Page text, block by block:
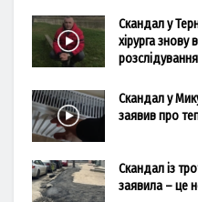
Скандал у
хірурга знову
Скандал у
заявив про
Скандал із
заявила – це